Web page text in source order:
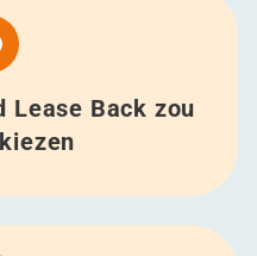
Lease Back zou